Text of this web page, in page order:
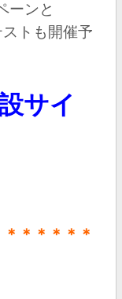
ーンと
トも開催予
サイ
＊＊＊＊＊